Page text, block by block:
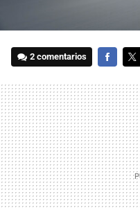
2 comentarios